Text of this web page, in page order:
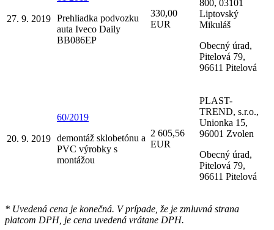
27. 9. 2019 Prehliadka podvozku
auta Iveco Daily
BB086EP
330,00
EUR
800, 03101
Liptovský
Mikuláš
Obecný úrad,
Pitelová 79,
96611 Pitelová
20. 9. 2019
60/2019
demontáž sklobetónu a
PVC výrobky s
montážou
2 605,56
EUR
PLAST-
TREND, s.r.o.,
Unionka 15,
96001 Zvolen
Obecný úrad,
Pitelová 79,
96611 Pitelová
* Uvedená cena je konečná. V prípade, že je zmluvná strana
platcom DPH, je cena uvedená vrátane DPH.